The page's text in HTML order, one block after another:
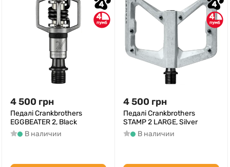
4
4
4 500 грн
Педалі Crankbrothers
EGGBEATER 2, Black
В наличии
4
4
4 500 грн
Педалі Crankbrothers
STAMP 2 LARGE, Silver
В наличии